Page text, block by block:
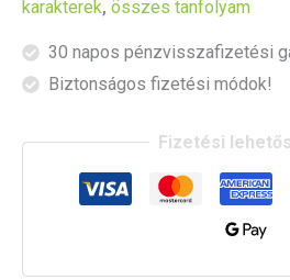
karakterek, összes tanfolyam
30 napos pénzvisszafizetési
Biztonságos fizetési módok!
Fizetési